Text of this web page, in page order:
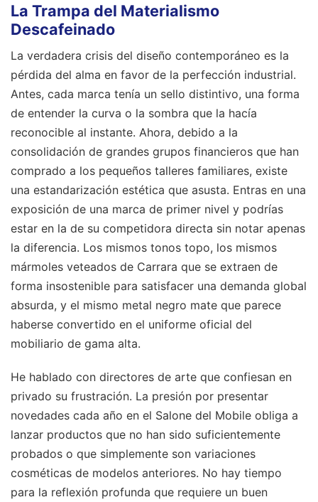
La Trampa del Materialismo
Descafeinado
La verdadera crisis del diseño contemporáneo es la
pérdida del alma en favor de la perfección industrial.
Antes, cada marca tenía un sello distintivo, una forma
de entender la curva o la sombra que la hacía
reconocible al instante. Ahora, debido a la
consolidación de grandes grupos financieros que han
comprado a los pequeños talleres familiares, existe
una estandarización estética que asusta. Entras en una
exposición de una marca de primer nivel y podrías
estar en la de su competidora directa sin notar apenas
la diferencia. Los mismos tonos topo, los mismos
mármoles veteados de Carrara que se extraen de
forma insostenible para satisfacer una demanda global
absurda, y el mismo metal negro mate que parece
haberse convertido en el uniforme oficial del
mobiliario de gama alta.
He hablado con directores de arte que confiesan en
privado su frustración. La presión por presentar
novedades cada año en el Salone del Mobile obliga a
lanzar productos que no han sido suficientemente
probados o que simplemente son variaciones
cosméticas de modelos anteriores. No hay tiempo
para la reflexión profunda que requiere un buen